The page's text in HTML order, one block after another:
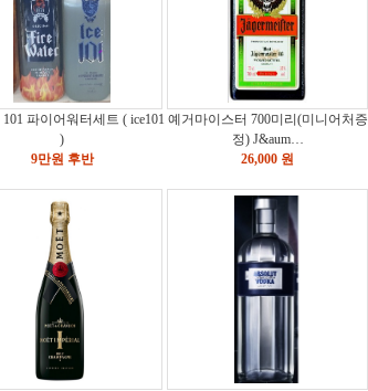
파이어워터세트 ( ice101
)
9만원 후반
예거마이스터 700미리(미니어처증
정) J&aum…
26,000 원